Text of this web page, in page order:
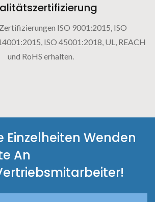
ISO 9001:2015, ISO
ISO 45001:2018, UL, REACH
und RoHS erhalten.
Einzelheiten Wenden
An